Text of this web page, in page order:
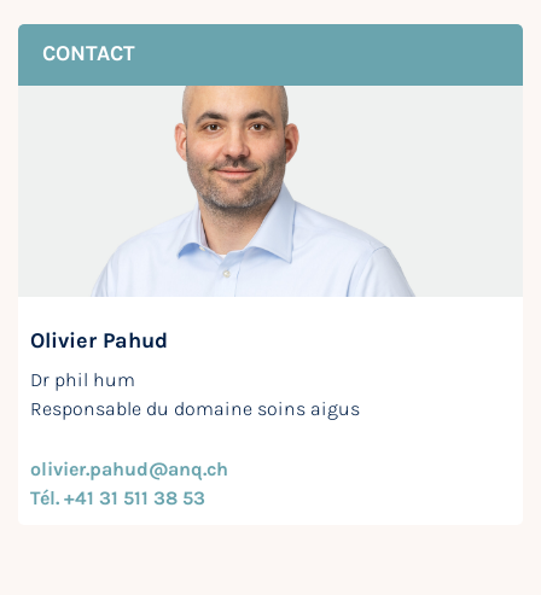
CONTACT
Olivier Pahud
Dr phil hum
Responsable du domaine soins aigus
olivier.pahud@anq.ch
Tél. +41 31 511 38 53